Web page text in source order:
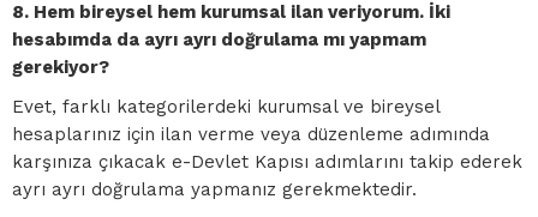
8. Hem bireysel hem kurumsal ilan veriyorum. İki
hesabımda da ayrı ayrı doğrulama mı yapmam
gerekiyor?
Evet, farklı kategorilerdeki kurumsal ve bireysel
hesaplarınız için ilan verme veya düzenleme adımında
karşınıza çıkacak e-Devlet Kapısı adımlarını takip ederek
ayrı ayrı doğrulama yapmanız gerekmektedir.